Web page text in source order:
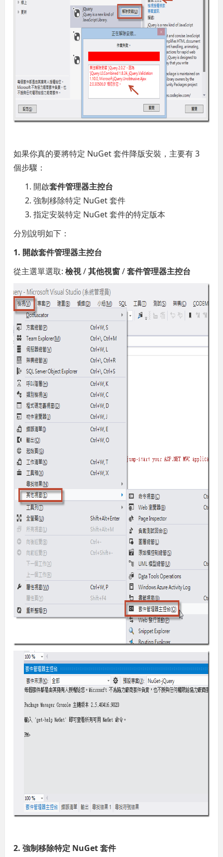
如果你真的要將特定 NuGet 套件降版安裝，主要有 3
個步驟：
開啟套件管理器主控台
強制移除特定 NuGet 套件
指定安裝特定 NuGet 套件的特定版本
分別說明如下：
1. 開啟套件管理器主控台
從主選單選取:檢視/其他視窗/套件管理器主控台
2. 強制移除特定 NuGet 套件